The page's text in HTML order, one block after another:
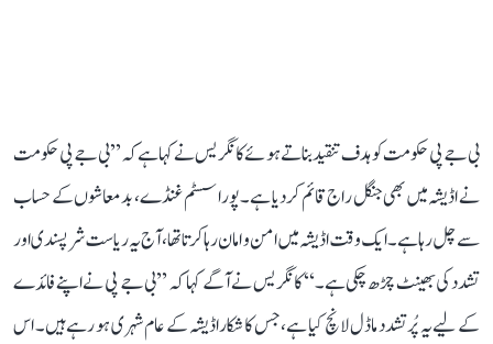
بی جے پی حکومت کو ہدف تنقید بناتے ہوئے کانگریس نے کہا ہے کہ ’’بی جے پی حکومت
نے اڈیشہ میں بھی جنگل راج قائم کر دیا ہے۔ پورا سسٹم غنڈے، بدمعاشوں کے حساب
سے چل رہا ہے۔ ایک وقت اڈیشہ میں امن و امان رہا کرتا تھا، آج یہ ریاست شرپسندی اور
تشدد کی بھینٹ چڑھ چکی ہے۔‘‘ کانگریس نے آگے کہا کہ ’’بی جے پی نے اپنے فائدے
کے لیے یہ پُرتشدد ماڈل لانچ کیا ہے، جس کا شکار اڈیشہ کے عام شہری ہو رہے ہیں۔ اس